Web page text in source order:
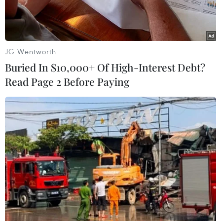
Kỳ họp Hội đồng Nhân dân thành phố Hà Nội. (Ảnh: Lâm
Khánh/TTXVN)
Sáng 10/7, Kỳ họp thứ 9 Hội đồng Nhân dân
thành phố Hà Nội khóa XV đã thông qua Nghị
quyết về việc điều chỉnh mở rộng địa giới quận
JG Wentworth
Buried In $10,000+ Of High-Interest Debt?
Read Page 2 Before Paying